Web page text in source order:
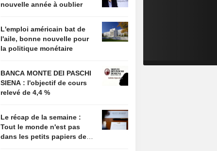
nouvelle année à oublier
L'emploi américain bat de
l'aile, bonne nouvelle pour
la politique monétaire
BANCA MONTE DEI PASCHI
SIENA : l'objectif de cours
relevé de 4,4 %
Le récap de la semaine :
Tout le monde n'est pas
dans les petits papiers de